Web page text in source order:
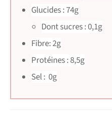
Glucides : 74g
Dont sucres : 0,1g
Fibre: 2g
Protéines : 8,5g
Sel : 0g